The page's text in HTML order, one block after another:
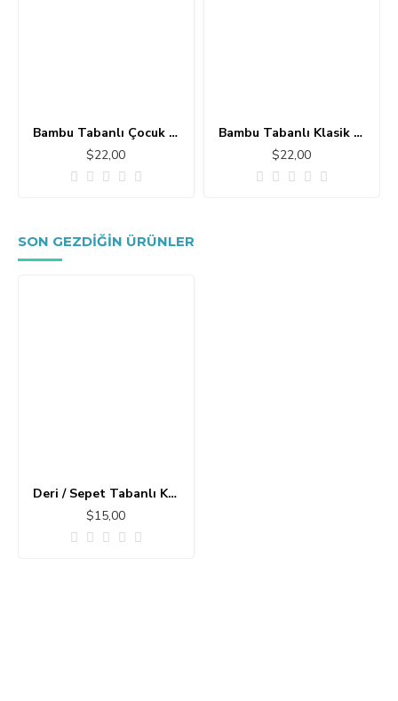
Bambu Tabanlı Çocuk Halısı MC101
$22,00
Bambu Tabanlı Klasik Halı MS109
$22,00
SON GEZDIĞIN ÜRÜNLER
Deri / Sepet Tabanlı Klasik Halı MS201
$15,00